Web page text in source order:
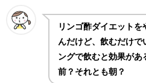
リンゴ酢ダイエットを
んだけど、飲むだけで
ングで飲むと効果が
前？それとも朝？